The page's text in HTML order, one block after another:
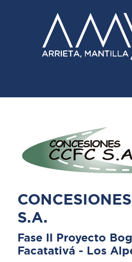
S.A.
Fase II Proyecto
Facatativá - Los